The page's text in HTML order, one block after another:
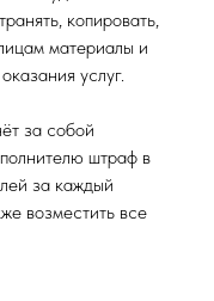
копировать,
материалы и
услуг.
за собой
штраф в
за каждый
возместить все